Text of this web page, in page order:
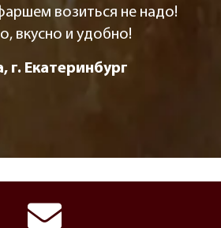
возиться не надо!
вкусно и удобно!
г. Екатеринбург